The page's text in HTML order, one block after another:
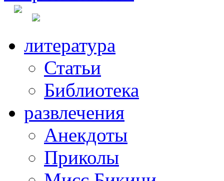
литература
Статьи
Библиотека
развлечения
Анекдоты
Приколы